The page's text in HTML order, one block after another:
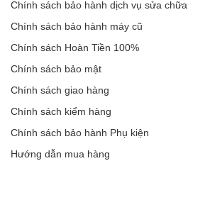
Chính sách bảo hành dịch vụ sửa chữa
Chính sách bảo hành máy cũ
Chính sách Hoàn Tiền 100%
Chính sách bảo mật
Chính sách giao hàng
Chính sách kiểm hàng
Chính sách bảo hành Phụ kiện
Hướng dẫn mua hàng